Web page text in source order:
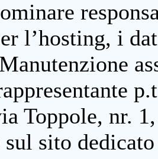
l’hosting, i
Toppole, nr.
sito